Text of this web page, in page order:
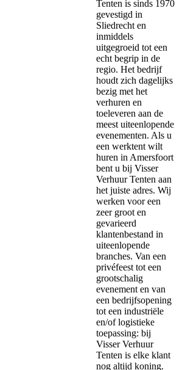
Tenten is sinds 1970
gevestigd in
Sliedrecht en
inmiddels
uitgegroeid tot een
echt begrip in de
regio. Het bedrijf
houdt zich dagelijks
bezig met het
verhuren en
toeleveren aan de
meest uiteenlopende
evenementen. Als u
een werktent wilt
huren in Amersfoort
bent u bij Visser
Verhuur Tenten aan
het juiste adres. Wij
werken voor een
zeer groot en
gevarieerd
klantenbestand in
uiteenlopende
branches. Van een
privéfeest tot een
grootschalig
evenement en van
een bedrijfsopening
tot een industriële
en/of logistieke
toepassing: bij
Visser Verhuur
Tenten is elke klant
nog altijd koning.